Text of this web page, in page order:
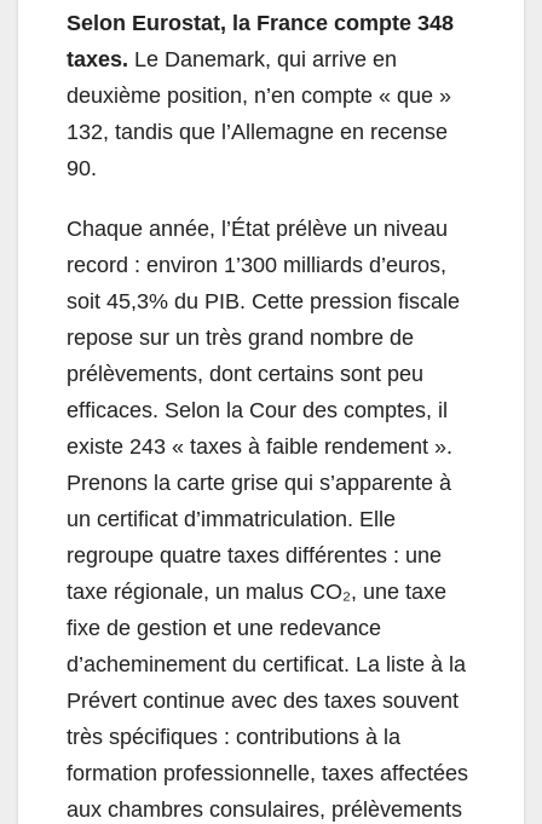
Selon Eurostat, la France compte 348
taxes. Le Danemark, qui arrive en
deuxième position, n’en compte « que »
132, tandis que l’Allemagne en recense
90.
Chaque année, l’État prélève un niveau
record : environ 1’300 milliards d’euros,
soit 45,3% du PIB. Cette pression fiscale
repose sur un très grand nombre de
prélèvements, dont certains sont peu
efficaces. Selon la Cour des comptes, il
existe 243 « taxes à faible rendement ».
Prenons la carte grise qui s’apparente à
un certificat d’immatriculation. Elle
regroupe quatre taxes différentes : une
taxe régionale, un malus CO₂, une taxe
fixe de gestion et une redevance
d’acheminement du certificat. La liste à la
Prévert continue avec des taxes souvent
très spécifiques : contributions à la
formation professionnelle, taxes affectées
aux chambres consulaires, prélèvements